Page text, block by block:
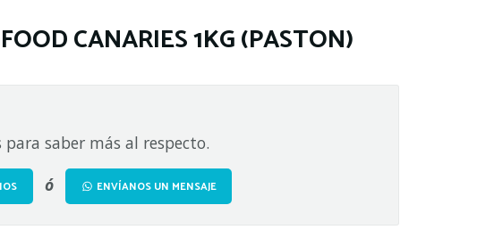
CANARIES 1KG (PASTON)
saber más al respecto.
ó ENVÍANOS UN MENSAJE